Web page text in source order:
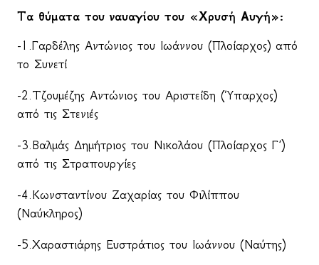
Τα θύματα του ναυαγίου του «Χρυσή Αυγή»:
-1.Γαρδέλης Αντώνιος του Ιωάννου (Πλοίαρχος) από
το Συνετί
-2.Τζουμέζης Αντώνιος του Αριστείδη (Ύπαρχος)
από τις Στενιές
-3.Βαλμάς Δημήτριος του Νικολάου (Πλοίαρχος Γ΄)
από τις Στραπουργίες
-4.Κωνσταντίνου Ζαχαρίας του Φιλίππου
(Ναύκληρος)
-5.Χαραστιάρης Ευστράτιος του Ιωάννου (Ναύτης)